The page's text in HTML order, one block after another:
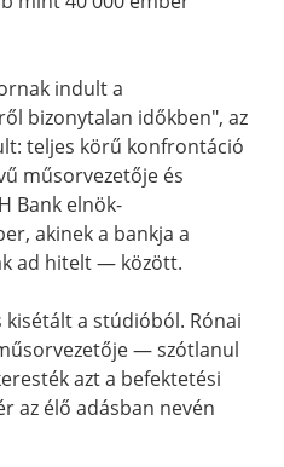
indult a
bizonytalan időkben", az
teljes körű konfrontáció
műsorvezetője és
Bank elnök-
akinek a bankja a
ad hitelt — között.
a stúdióból. Rónai
— szótlanul
azt a befektetési
az élő adásban nevén